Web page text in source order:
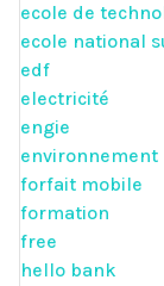
ecole de
ecole national
edf
electricité
engie
environnement
forfait mobile
formation
free
hello bank